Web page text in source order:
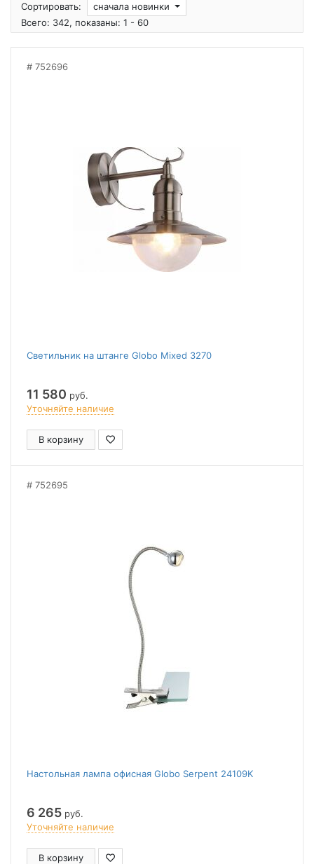
Сортировать:
сначала новинки
Всего: 342, показаны: 1 - 60
752696
Светильник на штанге Globo Mixed 3270
11 580 руб.
Уточняйте наличие
В корзину
752695
Настольная лампа офисная Globo Serpent 24109K
6 265 руб.
Уточняйте наличие
В корзину